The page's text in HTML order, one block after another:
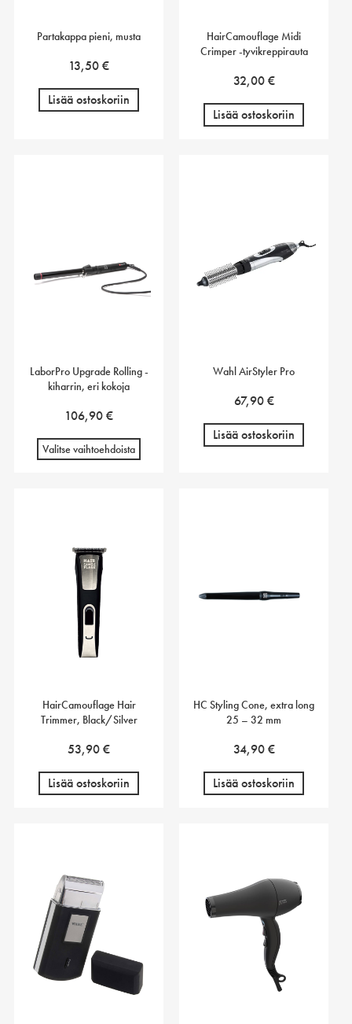
Partakappa pieni, musta
13,50€
Lisää ostoskoriin
HairCamouflage Midi
Crimper -tyvikreppirauta
32,00€
Lisää ostoskoriin
LaborPro Upgrade Rolling -
kiharrin, eri kokoja
106,90€
Valitse vaihtoehdoista
Wahl AirStyler Pro
67,90€
Lisää ostoskoriin
HairCamouflage Hair
Trimmer, Black/Silver
53,90€
Lisää ostoskoriin
HC Styling Cone, extra long
25 – 32 mm
34,90€
Lisää ostoskoriin